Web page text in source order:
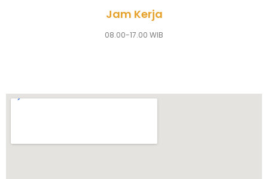
Jam Kerja
08.00-17.00 WIB